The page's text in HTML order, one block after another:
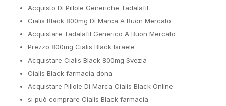
Acquisto Di Pillole Generiche Tadalafil
Cialis Black 800mg Di Marca A Buon Mercato
Acquistare Tadalafil Generico A Buon Mercato
Prezzo 800mg Cialis Black Israele
Acquistare Cialis Black 800mg Svezia
Cialis Black farmacia dona
Acquistare Pillole Di Marca Cialis Black Online
si può comprare Cialis Black farmacia